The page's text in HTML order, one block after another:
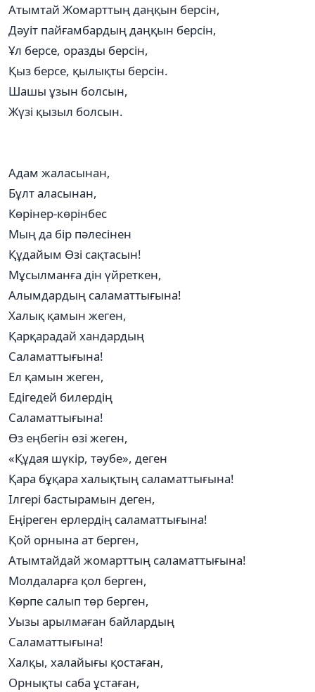
Атымтай Жомарттың даңқын берсін,
Дәуіт пайғамбардың даңқын берсін,
Ұл берсе, оразды берсін,
Қыз берсе, қылықты берсін.
Шашы ұзын болсын,
Жүзі қызыл болсын.
Адам жаласынан,
Бұлт аласынан,
Көрінер-көрінбес
Мың да бір пәлесінен
Құдайым Өзі сақтасын!
Мұсылманға дін үйреткен,
Алымдардың саламаттығына!
Халық қамын жеген,
Қарқарадай хандардың
Саламаттығына!
Ел қамын жеген,
Едігедей билердің
Саламаттығына!
Өз еңбегін өзі жеген,
«Құдая шүкір, тәубе», деген
Қара бұқара халықтың саламаттығына!
Ілгері бастырамын деген,
Еңіреген ерлердің саламаттығына!
Қой орнына ат берген,
Атымтайдай жомарттың саламаттығына!
Молдаларға қол берген,
Көрпе салып төр берген,
Уызы арылмаған байлардың
Саламаттығына!
Халқы, халайығы қостаған,
Орнықты саба ұстаған,